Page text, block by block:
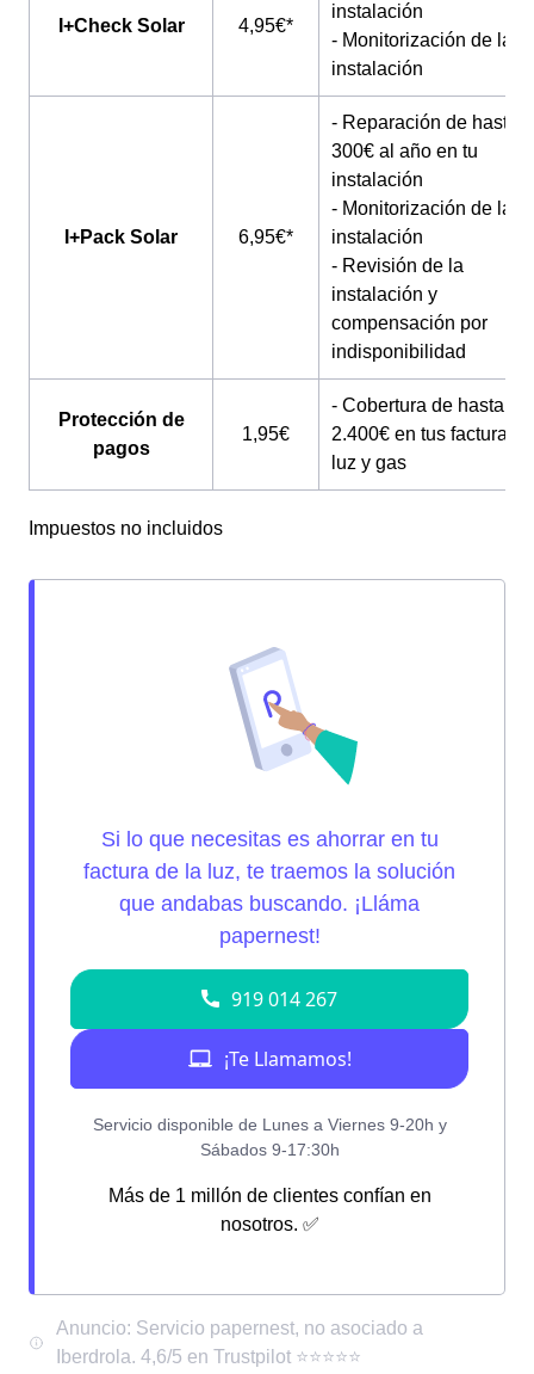
I+Check Solar 4,95€*
instalación
- Monitorización de la
instalación
I+Pack Solar 6,95€*
- Reparación de hasta
300€ al año en tu
instalación
- Monitorización de la
instalación
- Revisión de la
instalación y
compensación por
indisponibilidad
Protección de
pagos
1,95€
- Cobertura de hasta
2.400€ en tus facturas
luz y gas
Impuestos no incluidos
Más de 1 millón de clientes confían en
nosotros. ✅